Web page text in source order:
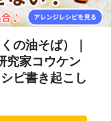
の油そば）｜
家コウケン
ピ書き起こし